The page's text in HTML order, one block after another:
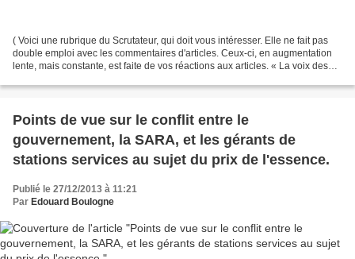
( Voici une rubrique du Scrutateur, qui doit vous intéresser. Elle ne fait pas
double emploi avec les commentaires d'articles. Ceux-ci, en augmentation
lente, mais constante, est faite de vos réactions aux articles. « La voix des
Points de vue sur le conflit entre le
gouvernement, la SARA, et les gérants de
stations services au sujet du prix de l'essence.
Publié le 27/12/2013 à 11:21
Par Edouard Boulogne